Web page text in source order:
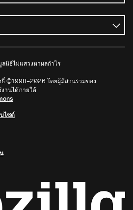
ลนิธิไม่แสวงหาผลกำไร
ธิ์ ©1998–2026 โดยผู้มีส่วนร่วมของ
านได้ภายใต้
ไซต์